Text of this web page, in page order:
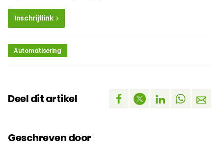
Inschrijflink
Automatisering
Deel dit artikel
Geschreven door